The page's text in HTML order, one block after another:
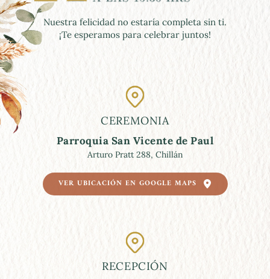
Nuestra felicidad no estaría completa sin ti.
¡Te esperamos para celebrar juntos!
CEREMONIA
Parroquia San Vicente de Paul
Arturo Pratt 288, Chillán
VER UBICACIÓN EN GOOGLE MAPS
RECEPCIÓN